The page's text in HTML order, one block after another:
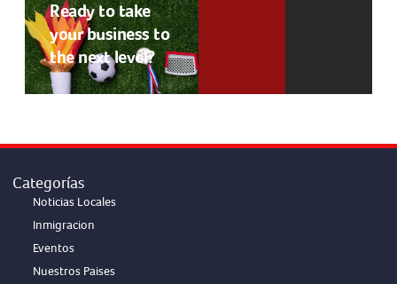
Ready to take
your business to
the next level?
Categorías
Noticias Locales
Inmigracion
Eventos
Nuestros Paises